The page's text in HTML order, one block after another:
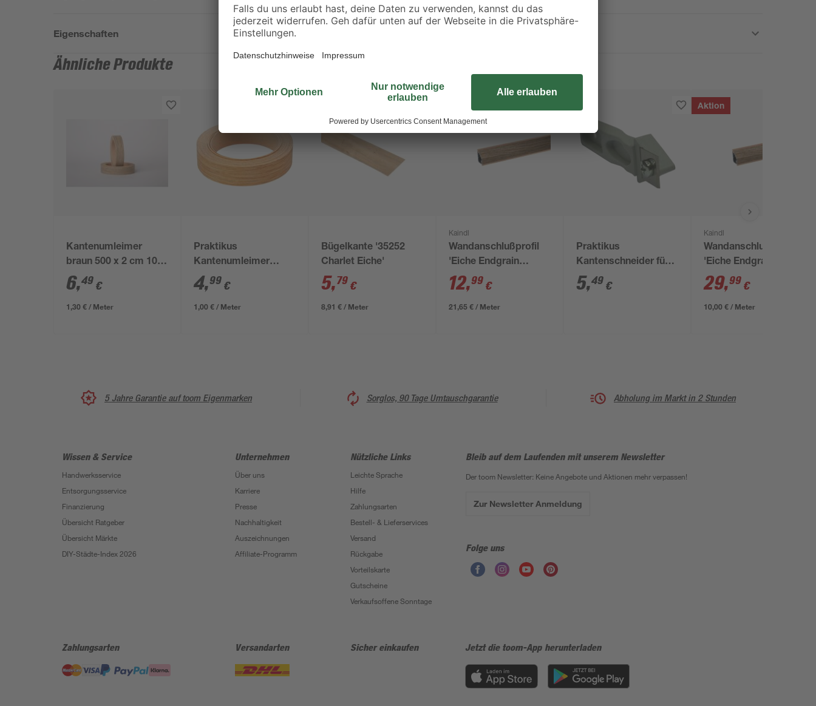
Eigenschaften
Ähnliche Produkte
Kantenumleimer
braun 500 x 2 cm 10
Stück
6,49 €
1,30 € / Meter
Praktikus
Kantenumleimer
„Eiche“ 500 x 2 cm
4,99 €
1,00 € / Meter
Bügelkante '35252
Charlet Eiche'
5,79 €
8,91 € / Meter
Kaindl
Wandanschlußprofil
'Eiche Endgrain
Classic K5414' braun
630 x 16 x 28 mm
12,99 €
21,65 € / Meter
Praktikus
Kantenschneider für
Umleimer
5,49 €
Aktion
Kaindl
Wandanschlußprofil
'Eiche Endgrain
Classic K5414' braun
3000 x 16 x 28 mm
29,99 €
10,00 € / Meter
5 Jahre Garantie auf toom Eigenmarken Sorglos, 90 Tage Umtauschgarantie Abholung im Markt in 2 Stunden
Wissen & Service
Handwerksservice
Entsorgungsservice
Finanzierung
Übersicht Ratgeber
Übersicht Märkte
DIY-Städte-Index 2026
Unternehmen
Über uns
Karriere
Presse
Nachhaltigkeit
Auszeichnungen
Affiliate-Programm
Nützliche Links
Leichte Sprache
Hilfe
Zahlungsarten
Bestell- & Lieferservices
Versand
Rückgabe
Vorteilskarte
Gutscheine
Verkaufsoffene Sonntage
Bleib auf dem Laufenden mit unserem Newsletter
Der toom Newsletter: Keine Angebote und Aktionen mehr verpassen!
Zur Newsletter Anmeldung
Folge uns
Zahlungsarten Versandarten Sicher einkaufen Jetzt die toom-App herunterladen